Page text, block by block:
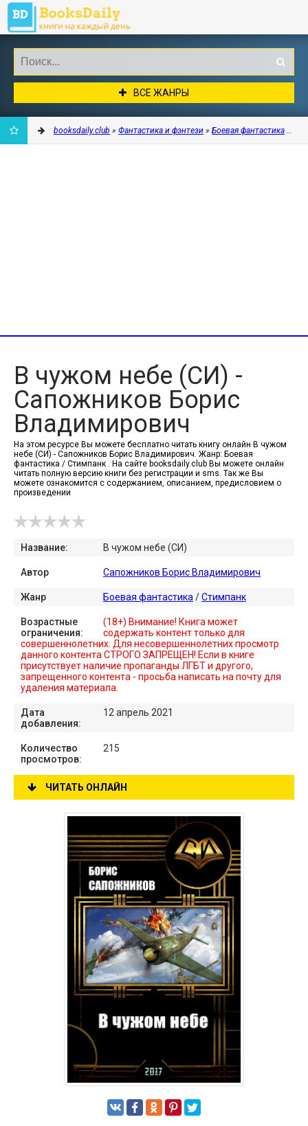
ВСЕ ЖАНРЫ
booksdaily.club » Фантастика и фэнтези » Боевая фантастика » В
В чужом небе (СИ) -
Сапожников Борис
Владимирович
На этом ресурсе Вы можете бесплатно читать книгу онлайн В чужом
небе (СИ) - Сапожников Борис Владимирович. Жанр: Боевая
фантастика / Стимпанк . На сайте booksdaily.club Вы можете онлайн
читать полную версию книги без регистрации и sms. Так же Вы
можете ознакомится с содержанием, описанием, предисловием о
произведении
Название: В чужом небе (СИ)
Автор Сапожников Борис Владимирович
Жанр Боевая фантастика /Стимпанк
Возрастные
ограничения:
(18+) Внимание! Книга может
содержать контент только для
совершеннолетних. Для несовершеннолетних просмотр
данного контента СТРОГО ЗАПРЕЩЕН! Если в книге
присутствует наличие пропаганды ЛГБТ и другого,
запрещенного контента - просьба написать на почту для
удаления материала.
Дата
добавления:
12 апрель 2021
Количество
просмотров:
215
ЧИТАТЬ ОНЛАЙН